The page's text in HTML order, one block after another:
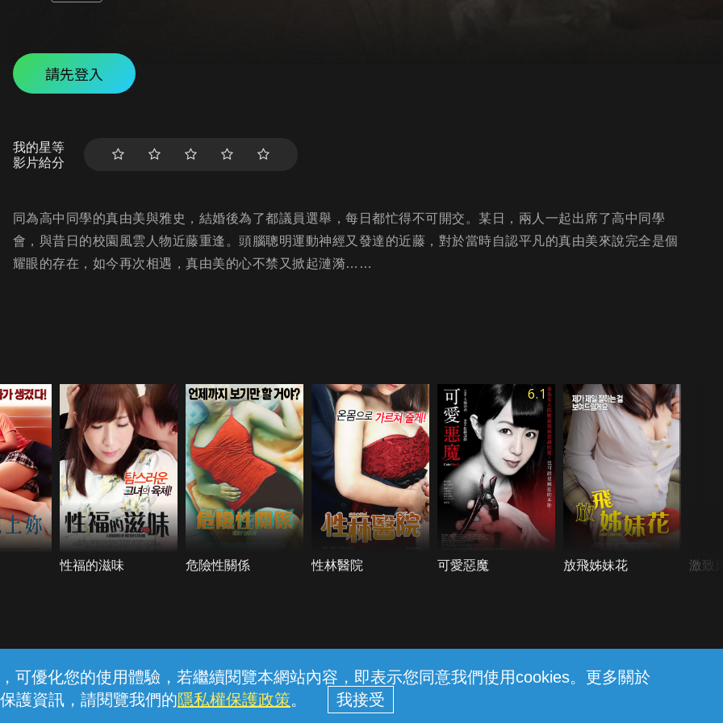
可優化您的使用體驗，若繼續閱覽本網站內容，即表示您同意我們使用cookies。更多關於
護資訊，請閱覽我們的隱私權保護政策。
請先登入
我的星等
影片給分
同為高中同學的真由美與雅史，結婚後為了都議員選舉，每日都忙得不可開交。某日，兩人一起出席了高中同學
會，與昔日的校園風雲人物近藤重逢。頭腦聰明運動神經又發達的近藤，對於當時自認平凡的真由美來說完全是個
耀眼的存在，如今再次相遇，真由美的心不禁又掀起漣漪……
性福的滋味 危險性關係 性林醫院
6.1
可愛惡魔 放飛姊妹花 激致
線上客服 服務條款 隱私權保護
中華電信股份有限公司個人家庭分公司 (統一編號：96979949) © 2026